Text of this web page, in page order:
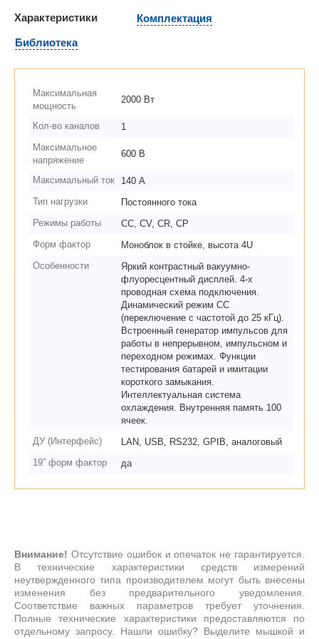
Характеристики
Комплектация
Библиотека
Максимальная
мощность
2000 Вт
Кол-во каналов
1
Максимальное
напряжение
600 В
Максимальный ток
140 А
Тип нагрузки
Постоянного тока
Режимы работы
CC, CV, CR, CP
Форм фактор
Моноблок в стойке, высота 4U
Особенности
Яркий контрастный вакуумно-
флуоресцентный дисплей. 4-х
проводная схема подключения.
Динамический режим CC
(переключение с частотой до 25 кГц).
Встроенный генератор импульсов для
работы в непрерывном, импульсном и
переходном режимах. Функции
тестирования батарей и имитации
короткого замыкания.
Интеллектуальная система
охлаждения. Внутренняя память 100
ячеек.
ДУ (Интерфейс)
LAN, USB, RS232, GPIB, аналоговый
19” форм фактор
да
Внимание! Отсутствие ошибок и опечаток не гарантируется.
В технические характеристики средств измерений
неутвержденного типа производителем могут быть внесены
изменения без предварительного уведомления.
Соответствие важных параметров требует уточнения.
Полные технические характеристики предоставляются по
отдельному запросу. Нашли ошибку? Выделите мышкой и